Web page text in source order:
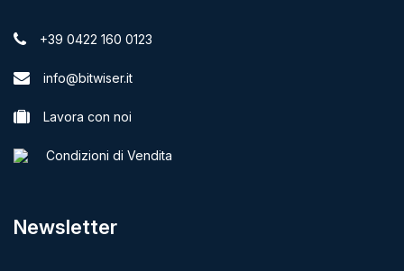
+39 0422 160 0123
info@bitwiser.it
Lavora con noi
Condizioni di Vendita
Newsletter